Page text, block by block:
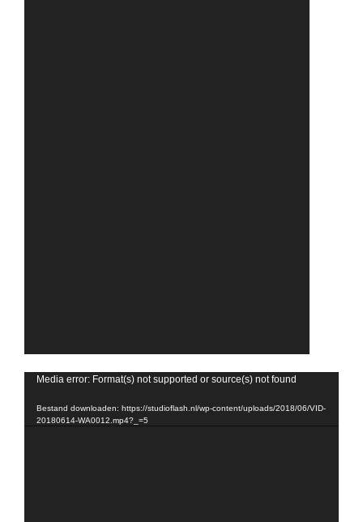
Videospeler
Media error: Format(s) not supported or source(s) not found
Bestand downloaden: https://studioflash.nl/wp-content/uploads/2018/06/VID-
20180614-WA0012.mp4?_=5